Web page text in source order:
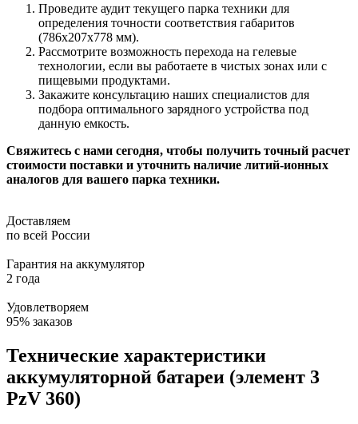
Проведите аудит текущего парка техники для
определения точности соответствия габаритов
(786x207x778 мм).
Рассмотрите возможность перехода на гелевые
технологии, если вы работаете в чистых зонах или с
пищевыми продуктами.
Закажите консультацию наших специалистов для
подбора оптимального зарядного устройства под
данную емкость.
Свяжитесь с нами сегодня, чтобы получить точный расчет
стоимости поставки и уточнить наличие литий-ионных
аналогов для вашего парка техники.
Доставляем
по всей России
Гарантия на аккумулятор
2 года
Удовлетворяем
95% заказов
Технические характеристики
аккумуляторной батареи (элемент 3
PzV 360)